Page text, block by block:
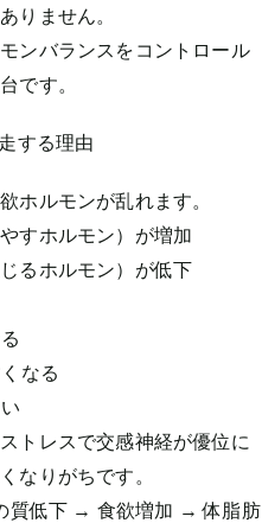
りません。
ンバランスをコントロール
です。
する理由
ホルモンが乱れます。
すホルモン）が増加
るホルモン）が低下
なる
トレスで交感神経が優位に
なりがちです。
質低下 → 食欲増加 → 体脂肪